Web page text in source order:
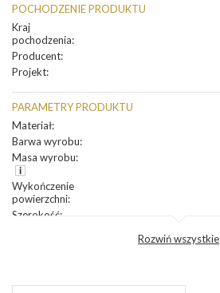
POCHODZENIE PRODUKTU
Kraj
pochodzenia:
Producent:
Projekt:
PARAMETRY PRODUKTU
Materiał:
Barwa wyrobu:
Masa wyrobu:
Wykończenie
powierzchni:
Szerokość:
Rozwiń wszystkie